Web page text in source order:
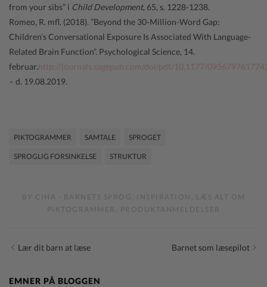
EMNER PÅ BLOGGEN
from your sibs” i Child Development, 65, s. 1228-1238.
Romeo, R. mfl. (2018). ”Beyond the 30-Million-Word Gap:
Children’s Conversational Exposure Is Associated With Language-
Related Brain Function”. Psychological Science, 14.
februar.http://journals.sagepub.com/doi/pdf/10.1177/
– d. 19.08.2019.
PIKTOGRAMMER SAMTALE SPROGET
SPROGLIG FORSINKELSE STRUKTUR
BY CIHA BARNETS SPROG , INSPIRATION , LÆS ALT OM
PIKTOGRAMMER , PRODUKTANMELDELSER
Indlægsnavigation
PrevLær dit barn at læse
Next
Barnet som læsepilot